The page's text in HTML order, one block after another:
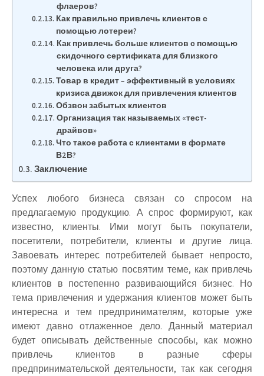
флаеров?
Как правильно привлечь клиентов с
помощью лотереи?
Как привлечь больше клиентов с помощью
скидочного сертификата для близкого
человека или друга?
Товар в кредит – эффективный в условиях
кризиса движок для привлечения клиентов
Обзвон забытых клиентов
Организация так называемых «тест-
драйвов»
Что такое работа с клиентами в формате
В2В?
Заключение
Успех любого бизнеса связан со спросом на
предлагаемую продукцию. А спрос формируют, как
известно, клиенты. Ими могут быть покупатели,
посетители, потребители, клиенты и другие лица.
Завоевать интерес потребителей бывает непросто,
поэтому данную статью посвятим теме, как привлечь
клиентов в постепенно развивающийся бизнес. Но
тема привлечения и удержания клиентов может быть
интересна и тем предпринимателям, которые уже
имеют давно отлаженное дело. Данный материал
будет описывать действенные способы, как можно
привлечь клиентов в разные сферы
предпринимательской деятельности, так как сегодня